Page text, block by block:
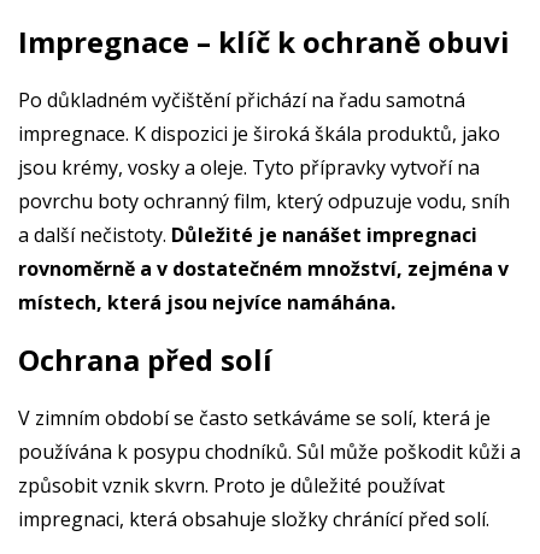
Impregnace – klíč k ochraně obuvi
Po důkladném vyčištění přichází na řadu samotná
impregnace. K dispozici je široká škála produktů, jako
jsou krémy, vosky a oleje. Tyto přípravky vytvoří na
povrchu boty ochranný film, který odpuzuje vodu, sníh
a další nečistoty. Důležité je nanášet impregnaci
rovnoměrně a v dostatečném množství, zejména v
místech, která jsou nejvíce namáhána.
Ochrana před solí
V zimním období se často setkáváme se solí, která je
používána k posypu chodníků. Sůl může poškodit kůži a
způsobit vznik skvrn. Proto je důležité používat
impregnaci, která obsahuje složky chránící před solí.